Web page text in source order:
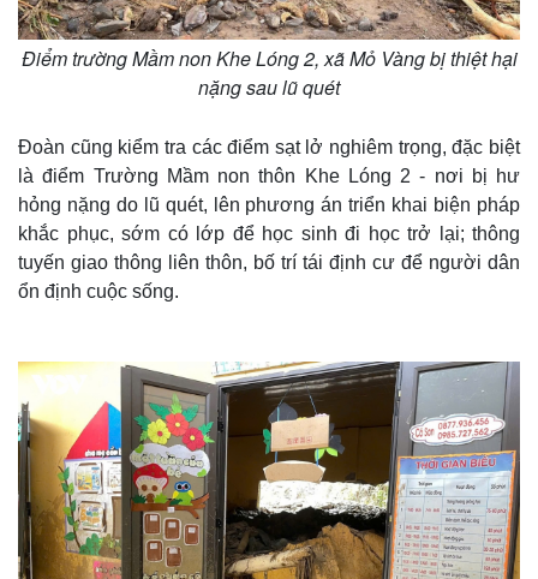
Điểm trường Mầm non Khe Lóng 2, xã Mỏ Vàng bị thiệt hại
nặng sau lũ quét
Đoàn cũng kiểm tra các điểm sạt lở nghiêm trọng, đặc biệt
là điểm Trường Mầm non thôn Khe Lóng 2 - nơi bị hư
hỏng nặng do lũ quét, lên phương án triển khai biện pháp
khắc phục, sớm có lớp để học sinh đi học trở lại; thông
tuyến giao thông liên thôn, bố trí tái định cư để người dân
ổn định cuộc sống.